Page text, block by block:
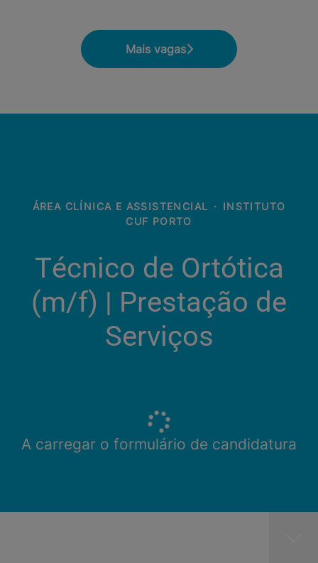
Mais vagas
ÁREA CLÍNICA E ASSISTENCIAL · INSTITUTO
CUF PORTO
Técnico de Ortótica
(m/f) | Prestação de
Serviços
A carregar o formulário de candidatura